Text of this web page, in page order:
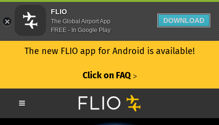
The new FLIO app for Android is available!
Click on FAQ ᐳ
FLIO
The Global Airport App
FREE - In Google Play
DOWNLOAD